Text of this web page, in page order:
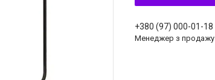
+380 (97) 000-01-18
Менеджер з продажу